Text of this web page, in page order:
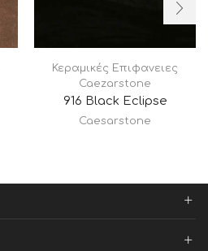
Κεραμικές Επιφανειες
Caezarstone
916 Black Eclipse
Caesarstone